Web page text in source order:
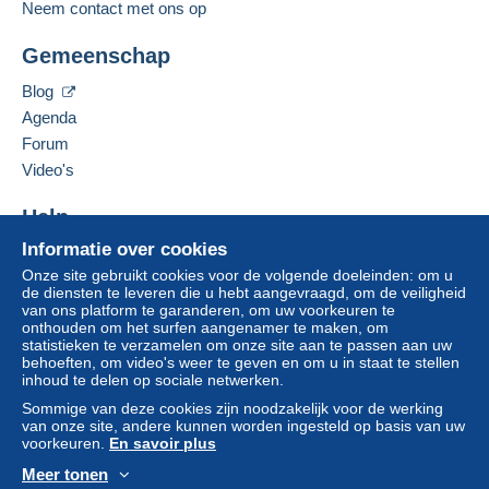
credit/debitcardof overboeking naar uw saldo,
Een onbetaalde aankoop kan gevolgen hebben
voor de rekening van de koper.
Als de verkoopvoorwaarden van de verkoper
clausules bevatten met betrekking tot de betaling,
moeten deze als nietig worden beschouwd. De
Delcampe, zoals gedefinieerd in de
toepassing zijn.
Aankopen moeten worden betaald binnen14
dagenna ontvangst van de eindafrekening van de
verkoper.
SI SPEDISCE CON POSTE ITALIANE E PER PIU'
ACQUISTI SI PAGA UNA SOLA SPEDIZIONE
IN BASE AL PESO ACCUMULATO.
Deze verkoper toevoegen aan mijn favorieten
De items van deze verkoper verbergen
Informatie over cookies
Onze site gebruikt cookies voor de volgende doeleinden: om u
de diensten te leveren die u hebt aangevraagd, om de veiligheid
van ons platform te garanderen, om uw voorkeuren te
onthouden om het surfen aangenamer te maken, om
statistieken te verzamelen om onze site aan te passen aan uw
behoeften, om video's weer te geven en om u in staat te stellen
inhoud te delen op sociale netwerken.
Sommige van deze cookies zijn noodzakelijk voor de werking
van onze site, andere kunnen worden ingesteld op basis van uw
voorkeuren. En savoir plus
Meer tonen
Neem contact met ons op
Gemeenschap
Blog
Agenda
Forum
Video's
Help
Hulpcentrum
Kopen op Delcampe
Verkopen op Delcampe
Een beveiligde website